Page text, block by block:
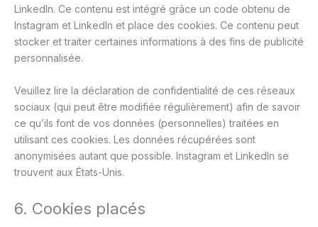
LinkedIn. Ce contenu est intégré grâce un code obtenu de
Instagram et LinkedIn et place des cookies. Ce contenu peut
stocker et traiter certaines informations à des fins de publicité
personnalisée.
Veuillez lire la déclaration de confidentialité de ces réseaux
sociaux (qui peut être modifiée régulièrement) afin de savoir
ce qu’ils font de vos données (personnelles) traitées en
utilisant ces cookies. Les données récupérées sont
anonymisées autant que possible. Instagram et LinkedIn se
trouvent aux États-Unis.
6. Cookies placés